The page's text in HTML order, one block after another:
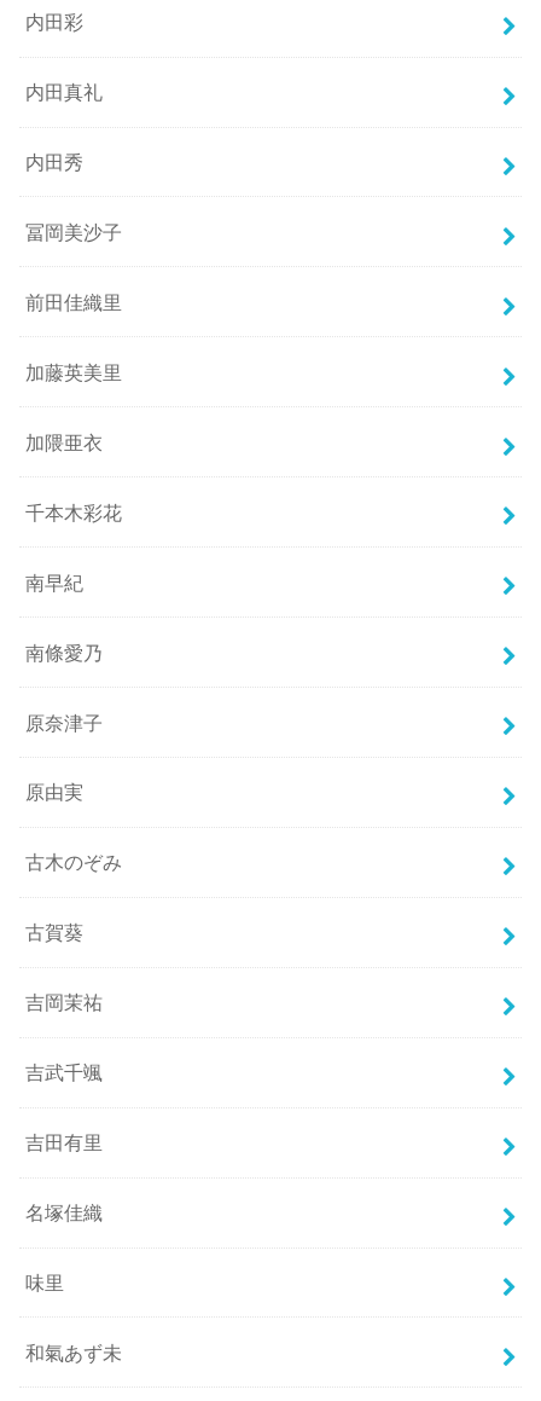
内田彩
内田真礼
内田秀
冨岡美沙子
前田佳織里
加藤英美里
加隈亜衣
千本木彩花
南早紀
南條愛乃
原奈津子
原由実
古木のぞみ
古賀葵
吉岡茉祐
吉武千颯
吉田有里
名塚佳織
味里
和氣あず未